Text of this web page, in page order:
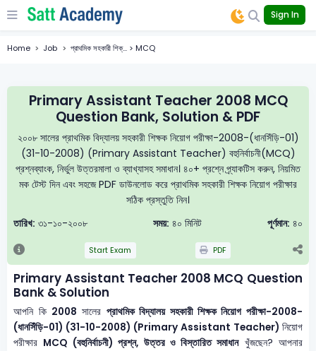
Sign In
Home Job প্রাথমিক সহকারী শিক্... > MCQ
Primary Assistant Teacher 2008 MCQ
Question Bank, Solution & PDF
২০০৮ সালের প্রাথমিক বিদ্যালয় সহকারী শিক্ষক নিয়োগ পরীক্ষা-2008-(ধানসিঁড়ি-01)
(31-10-2008) (Primary Assistant Teacher) বহুনির্বাচনী(MCQ)
প্রশ্নব্যাংক, নির্ভুল উত্তরমালা ও ব্যাখ্যাসহ সমাধান। ৪০+ প্রশ্নে প্র্যাকটিস করুন, নিয়মিত
মক টেস্ট দিন এবং সহজে PDF ডাউনলোড করে প্রাথমিক সহকারী শিক্ষক নিয়োগ পরীক্ষার
সঠিক প্রস্তুতি নিন।
তারিখ: ৩১-১০-২০০৮ সময়: ৪০ মিনিট পূর্ণমান: ৪০
Start Exam PDF
Primary Assistant Teacher 2008 MCQ Question
Bank & Solution
আপনি কি 2008 সালের প্রাথমিক বিদ্যালয় সহকারী শিক্ষক নিয়োগ পরীক্ষা-2008-
(ধানসিঁড়ি-01) (31-10-2008) (Primary Assistant Teacher) নিয়োগ
পরীক্ষার MCQ (বহুনির্বাচনী) প্রশ্ন, উত্তর ও বিস্তারিত সমাধানখুঁজছেন? আপনার